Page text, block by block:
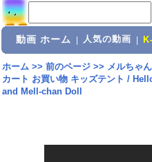
動画 ホーム 人気の動画
ホーム>> 前のページ>> メルちゃ
カート お買い物 キッズテント /
and Mell-chan Doll